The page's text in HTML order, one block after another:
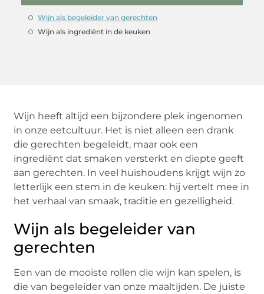
Wijn als begeleider van gerechten
Wijn als ingrediënt in de keuken
Wijn heeft altijd een bijzondere plek ingenomen
in onze eetcultuur. Het is niet alleen een drank
die gerechten begeleidt, maar ook een
ingrediënt dat smaken versterkt en diepte geeft
aan gerechten. In veel huishoudens krijgt wijn zo
letterlijk een stem in de keuken: hij vertelt mee in
het verhaal van smaak, traditie en gezelligheid.
Wijn als begeleider van
gerechten
Een van de mooiste rollen die wijn kan spelen, is
die van begeleider van onze maaltijden. De juiste